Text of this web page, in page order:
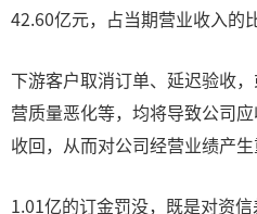
42.60亿元，占当期营业收入的
下游客户取消订单、延迟验收
营质量恶化等，均将导致公司
收回，从而对公司经营业绩产生
1.01亿的订金罚没，既是对资